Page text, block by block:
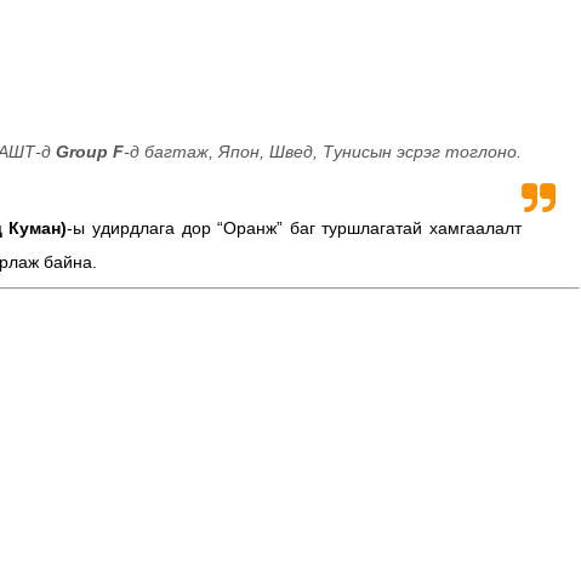
д Group F-д багтаж, Япон, Швед, Тунисын эсрэг тоглоно.
Куман)-ы удирдлага дор “Оранж” баг туршлагатай хамгаалалт
байна.